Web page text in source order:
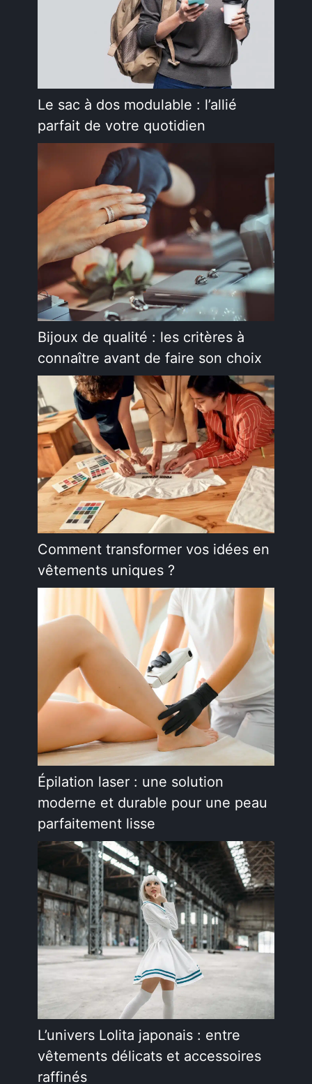
Le sac à dos modulable : l’allié
parfait de votre quotidien
Bijoux de qualité : les critères à
connaître avant de faire son choix
Comment transformer vos idées en
vêtements uniques ?
Épilation laser : une solution
moderne et durable pour une peau
parfaitement lisse
L’univers Lolita japonais : entre
vêtements délicats et accessoires
raffinés